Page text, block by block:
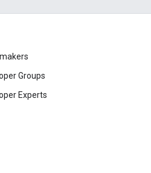
Groups
Experts